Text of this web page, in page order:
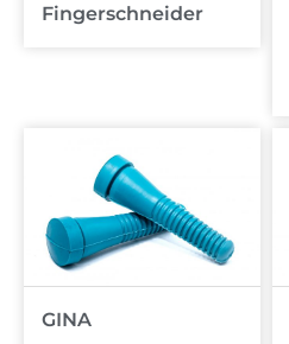
Fingerschneider
GINA